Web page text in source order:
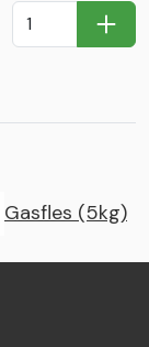
In
Gasfles (5kg)